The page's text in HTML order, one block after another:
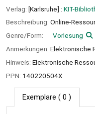
Verlag: [Karlsruhe] : KIT-
Beschreibung: Online-
Genre/Form:
Vorlesung
Anmerkungen: Elektronische
Hinweis: Elektronische
PPN: 140220504X
Exemplare ( 0 )